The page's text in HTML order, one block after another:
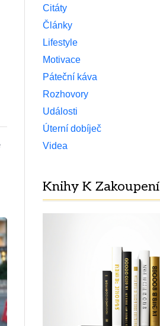
Citáty
Články
Lifestyle
Motivace
Páteční káva
Rozhovory
Události
Úterní dobíječ
Videa
Knihy K Zakoupení